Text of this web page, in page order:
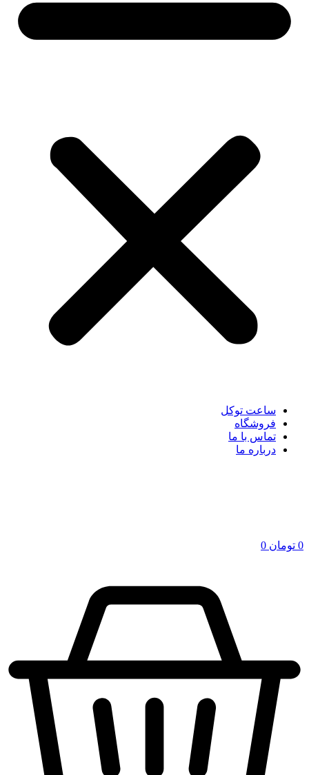
ساعت توکل
فروشگاه
تماس با ما
درباره ما
0 تومان 0